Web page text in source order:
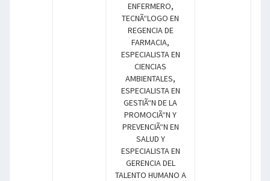
ENFERMERO,
TECNÃ“LOGO EN
REGENCIA DE
FARMACIA,
ESPECIALISTA EN
CIENCIAS
AMBIENTALES,
ESPECIALISTA EN
GESTIÃ“N DE LA
PROMOCIÃ“N Y
PREVENCIÃ“N EN
SALUD Y
ESPECIALISTA EN
GERENCIA DEL
TALENTO HUMANO A